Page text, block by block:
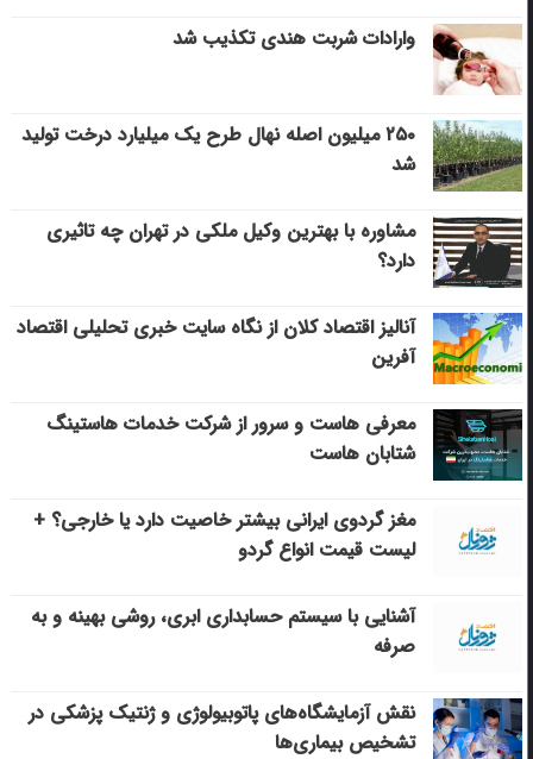
وارادات شربت هندی تکذیب شد
۲۵۰ میلیون اصله نهال طرح یک میلیارد درخت تولید
شد
مشاوره با بهترین وکیل ملکی در تهران چه تاثیری
دارد؟
آنالیز اقتصاد کلان از نگاه سایت خبری تحلیلی اقتصاد
آفرین
معرفی هاست و سرور از شرکت خدمات هاستینگ
شتابان هاست
مغز گردوی ایرانی بیشتر خاصیت دارد یا خارجی؟ +
لیست قیمت انواع گردو
آشنایی با سیستم حسابداری ابری، روشی بهینه و به
صرفه
نقش آزمایشگاه‌های پاتوبیولوژی و ژنتیک پزشکی در
تشخیص بیماری‌ها